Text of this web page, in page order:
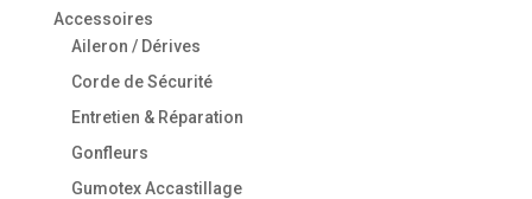
Accessoires
Aileron / Dérives
Corde de Sécurité
Entretien & Réparation
Gonfleurs
Gumotex Accastillage